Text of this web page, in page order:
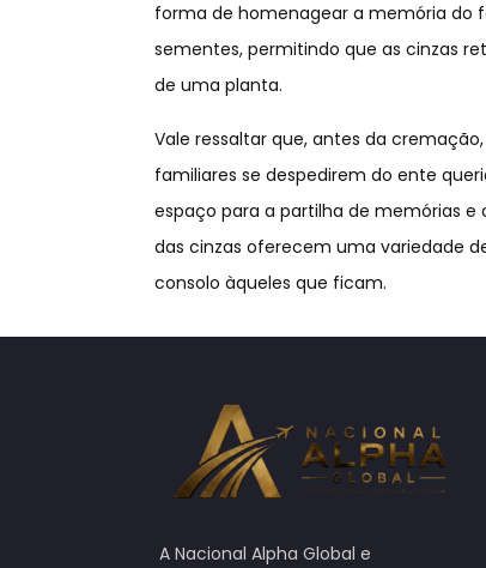
forma de homenagear a memória do
sementes, permitindo que as cinzas
de uma planta.
Vale ressaltar que, antes da
familiares se despedirem do ente
espaço para a partilha de memórias e
das cinzas oferecem uma variedade
consolo àqueles que ficam.
A Nacional Alpha Global e